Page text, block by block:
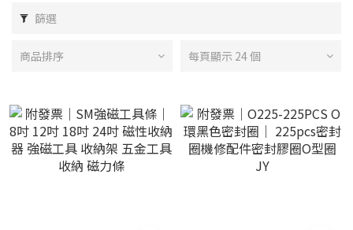
篩選
商品排序 每頁顯示 24 個